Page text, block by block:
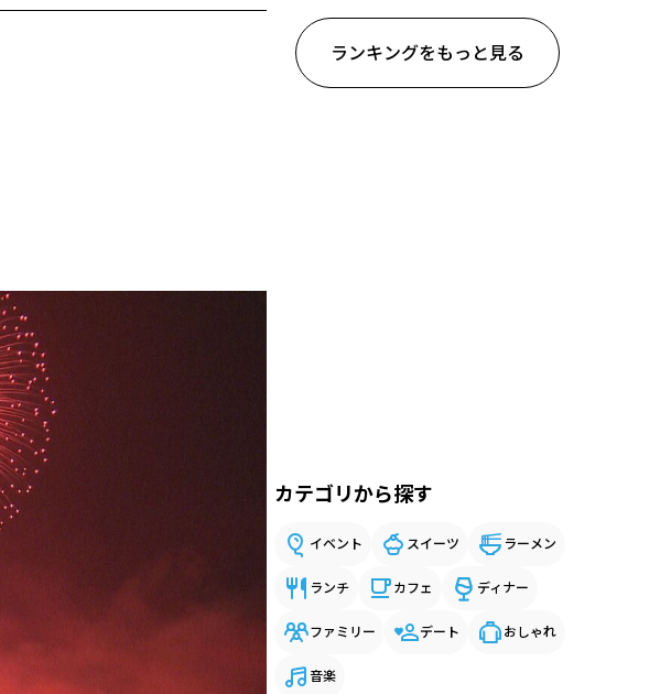
ランキングをもっと見る
カテゴリから探す
イベント スイーツ ラーメン
ランチ カフェ ディナー
ファミリー デート おしゃれ
音楽